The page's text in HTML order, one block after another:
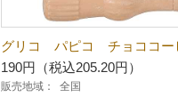
グリコ パピコ チョココー
190円（税込205.20円）
販売地域： 全国